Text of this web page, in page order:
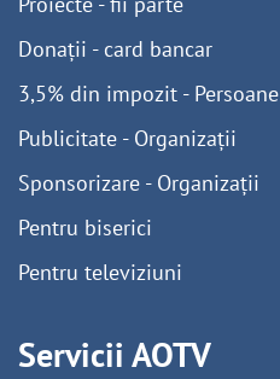
Donații - card bancar
3,5% din impozit - Persoane
Publicitate - Organizații
Sponsorizare - Organizații
Pentru biserici
Pentru televiziuni
Servicii AOTV